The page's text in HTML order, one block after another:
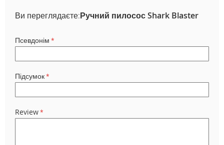
Ви переглядаєте:Ручний пилосос Shark Blaster
Псевдонім
Підсумок
Review